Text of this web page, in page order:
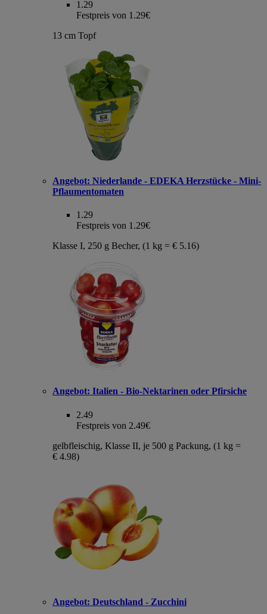
1.29
Festpreis von 1.29€
13 cm Topf
Angebot: Niederlande - EDEKA Herzstücke - Mini-
Pflaumentomaten
1.29
Festpreis von 1.29€
Klasse I, 250 g Becher, (1 kg = € 5.16)
Angebot: Italien - Bio-Nektarinen oder Pfirsiche
2.49
Festpreis von 2.49€
gelbfleischig, Klasse II, je 500 g Packung, (1 kg =
€ 4.98)
Angebot: Deutschland - Zucchini